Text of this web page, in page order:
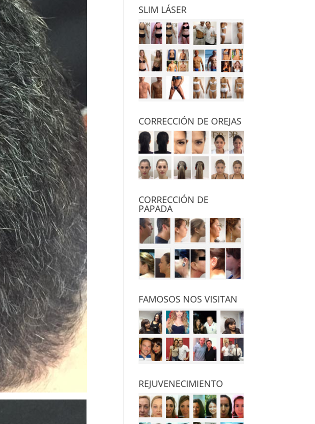
SLIM LÁSER
CORRECCIÓN DE OREJAS
CORRECCIÓN DE
PAPADA
FAMOSOS NOS VISITAN
REJUVENECIMIENTO